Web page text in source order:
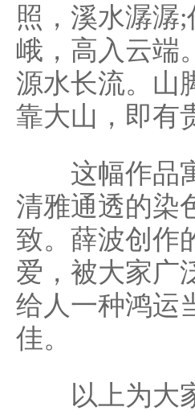
照，溪水潺潺
峨，高入云端
源水长流。山
靠大山，即有
这幅作品寓
清雅通透的染
致。薛波创作
爱，被大家广
给人一种鸿运
佳。
以上为大家